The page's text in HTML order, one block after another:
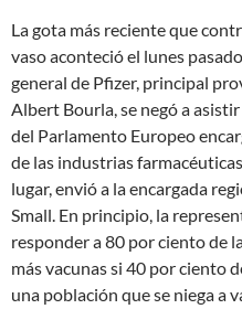
La gota más reciente que
vaso aconteció el lunes
general de Pfizer, principal
Albert Bourla, se negó a
del Parlamento Europeo
de las industrias
lugar, envió a la encargada
Small. En principio, la
responder a 80 por ciento de
más vacunas si 40 por ciento
una población que se niega a